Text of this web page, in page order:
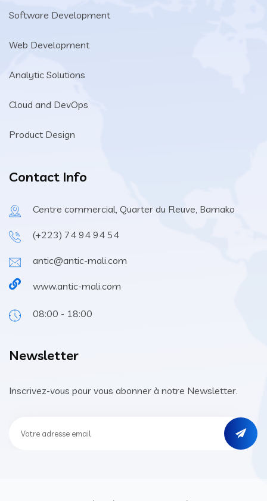
Software Development
Web Development
Analytic Solutions
Cloud and DevOps
Product Design
Contact Info
Centre commercial, Quarter du Fleuve, Bamako
(+223) 74 94 94 54
antic@antic-mali.com
www.antic-mali.com
08:00 - 18:00
Newsletter
Inscrivez-vous pour vous abonner à notre Newsletter.